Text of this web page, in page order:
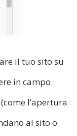
il tuo sito su
in campo
(come l’apertura
al sito o